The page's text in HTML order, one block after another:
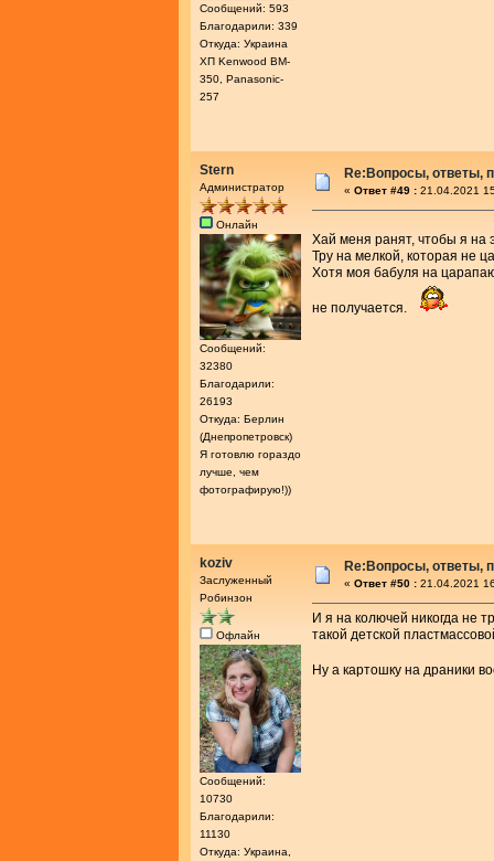
Сообщений: 593
Благодарили: 339
Откуда: Украина
ХП Kenwood BM-
350, Panasonic-
257
Stern
Администратор
Онлайн
Сообщений:
32380
Благодарили:
26193
Откуда: Берлин
(Днепропетровск)
Я готовлю гораздо
лучше, чем
фотографирую!))
Re:Вопросы, ответы,
« Ответ #49 : 21.04.2021
Хай меня ранят, чтобы я на
Тру на мелкой, которая не
Хотя моя бабуля на
не получается.
koziv
Заслуженный
Робинзон
Офлайн
Сообщений:
10730
Благодарили:
11130
Откуда: Украина,
Re:Вопросы, ответы,
« Ответ #50 : 21.04.2021
И я на колючей никогда не
такой детской
Ну а картошку на драники